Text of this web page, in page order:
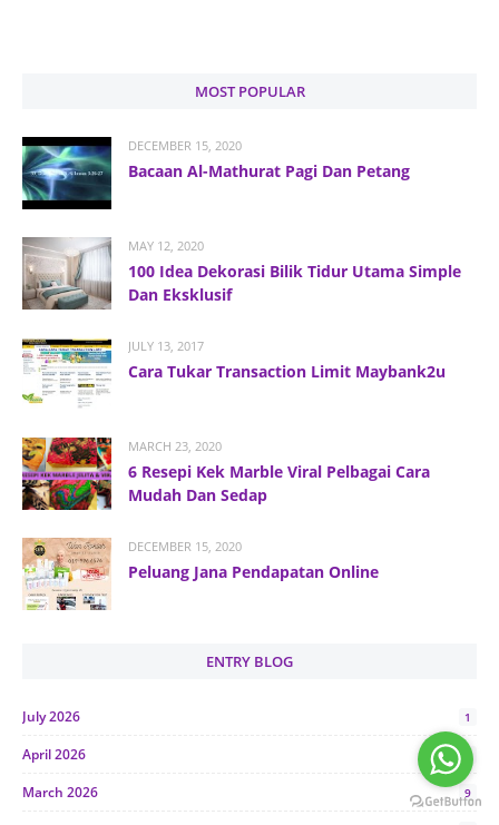
MOST POPULAR
DECEMBER 15, 2020
Bacaan Al-Mathurat Pagi Dan Petang
MAY 12, 2020
100 Idea Dekorasi Bilik Tidur Utama Simple
Dan Eksklusif
JULY 13, 2017
Cara Tukar Transaction Limit Maybank2u
MARCH 23, 2020
6 Resepi Kek Marble Viral Pelbagai Cara
Mudah Dan Sedap
DECEMBER 15, 2020
Peluang Jana Pendapatan Online
ENTRY BLOG
July 2026 1
April 2026
March 2026 9